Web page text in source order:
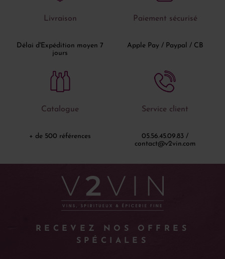
Livraison
Délai d'Expédition moyen 7
jours
Paiement sécurisé
Apple Pay / Paypal / CB
Catalogue
+ de 500 références
Service client
05.56.45.09.83 /
contact@v2vin.com
RECEVEZ NOS OFFRES
SPÉCIALES